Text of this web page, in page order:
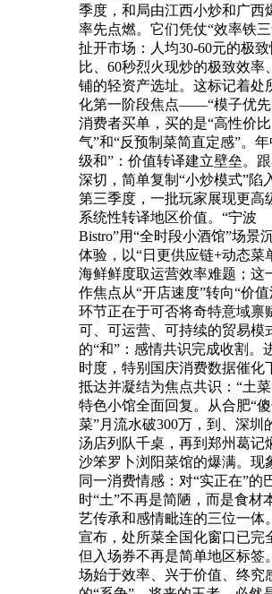
季度，和局由江西小炒和广西
率先点燃。它们凭仗“效率铁
扯开市场：人均30-60元的极致
比、60秒烈火现炒的极致效率
铺的轻资产选址。这标记着处
化第一阶段焦点——“模子优先
消费者买单，买的是“高性价
气”和“反预制菜简直定感”。
级和”：价值转译建立壁垒。
深切，简单复制“小炒模式”陷
第三季度，一批玩家展现更高
系统性转译地区价值。“宁波
Bistro”用“全时段小酒馆”场景
体验，以“日更供应链+动态菜
海鲜鲜度取运营效率难题；这
作焦点从“开店速度”转向“价值
环节正在于可否将奇特意域禀
可、可运营、可持续的贸易模
的“和”：感情共识完成收割。
时度，特别国庆消费数据催化
抵达并凝结为焦点共识：“土
特色小馆全面回复。从合肥“
菜”月流水破300万，到、深圳
汤店列队千桌，再到郑州葛记
沙笨罗卜浏阳菜馆的爆满。现
同一消费情感：对“实正在”的
时“土”不再是简陋，而是食材
艺传承和感情毗连的三位一体
宣布，处所菜全国化窗口已完
但入场券不再是简单地区标签
场始于效率、兴于价值、终究